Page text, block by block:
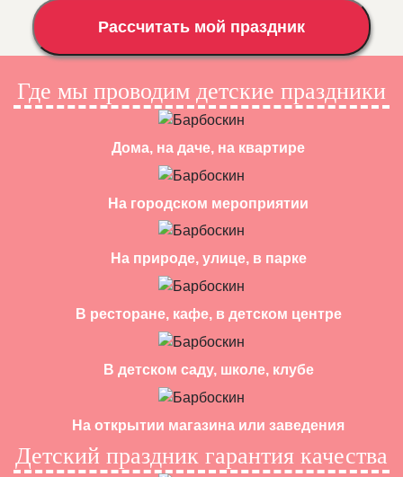
Рассчитать мой праздник
Где мы проводим детские праздники
Дома, на даче, на квартире
На городском мероприятии
На природе, улице, в парке
В ресторане, кафе, в детском центре
В детском саду, школе, клубе
На открытии магазина или заведения
Детский праздник гарантия качества